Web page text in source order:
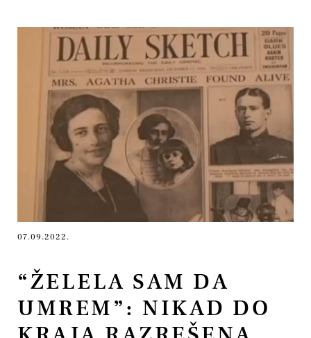
07.09.2022.
“ŽELELA SAM DA
UMREM”: NIKAD DO